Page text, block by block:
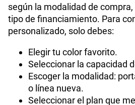
según la modalidad de compra,
tipo de financiamiento. Para
personalizado, solo debes:
Elegir tu color favorito.
Seleccionar la capacidad
Escoger la modalidad:
o línea nueva.
Seleccionar el plan que